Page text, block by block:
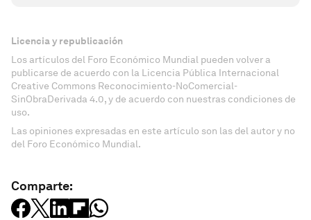
Licencia y republicación
Los artículos del Foro Económico Mundial pueden volver a
publicarse de acuerdo con la Licencia Pública Internacional
Creative Commons Reconocimiento-NoComercial-
SinObraDerivada 4.0, y de acuerdo con nuestras condiciones de
uso.
Las opiniones expresadas en este artículo son las del autor y no
del Foro Económico Mundial.
Comparte: